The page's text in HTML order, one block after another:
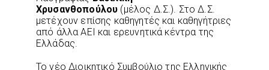
Χρυσανθοπούλου (μέλος Δ.Σ.). Στο Δ.Σ.
μετέχουν επίσης καθηγητές και καθηγήτριες
από άλλα ΑΕΙ και ερευνητικά κέντρα της
Ελλάδας.
Το νέο Διοικητικό Συμβούλιο της Ελληνικής